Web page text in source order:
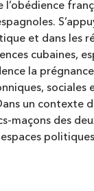
et dans les
cubaines,
la
sociales
un contexte
maçons des